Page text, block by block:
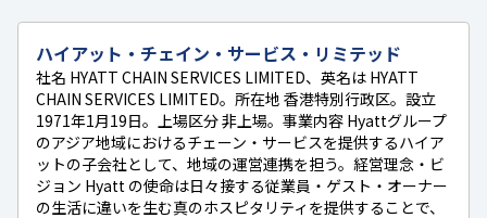
ハイアット・チェイン・サービス・リミテッド
社名 HYATT CHAIN SERVICES LIMITED、英名は HYATT
CHAIN SERVICES LIMITED。所在地 香港特別行政区。設立
1971年1月19日。上場区分 非上場。事業内容 Hyattグループ
のアジア地域におけるチェーン・サービスを提供するハイア
ットの子会社として、地域の運営連携を担う。経営理念・ビ
ジョン Hyatt の使命は日々接する従業員・ゲスト・オーナー
の生活に違いを生む真のホスピタリティを提供することで、